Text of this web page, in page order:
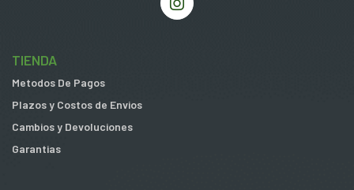
TIENDA
Metodos De Pagos
Plazos y Costos de Envios
Cambios y Devoluciones
Garantias